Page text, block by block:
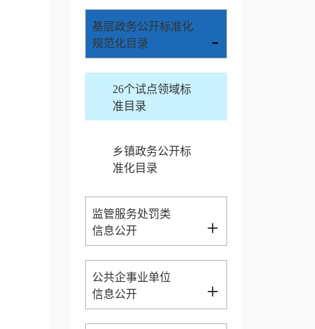
基层政务公开标准化
规范化目录
-
26个试点领域标
准目录
乡镇政务公开标
准化目录
监管服务处罚类
信息公开
+
公共企事业单位
信息公开
+